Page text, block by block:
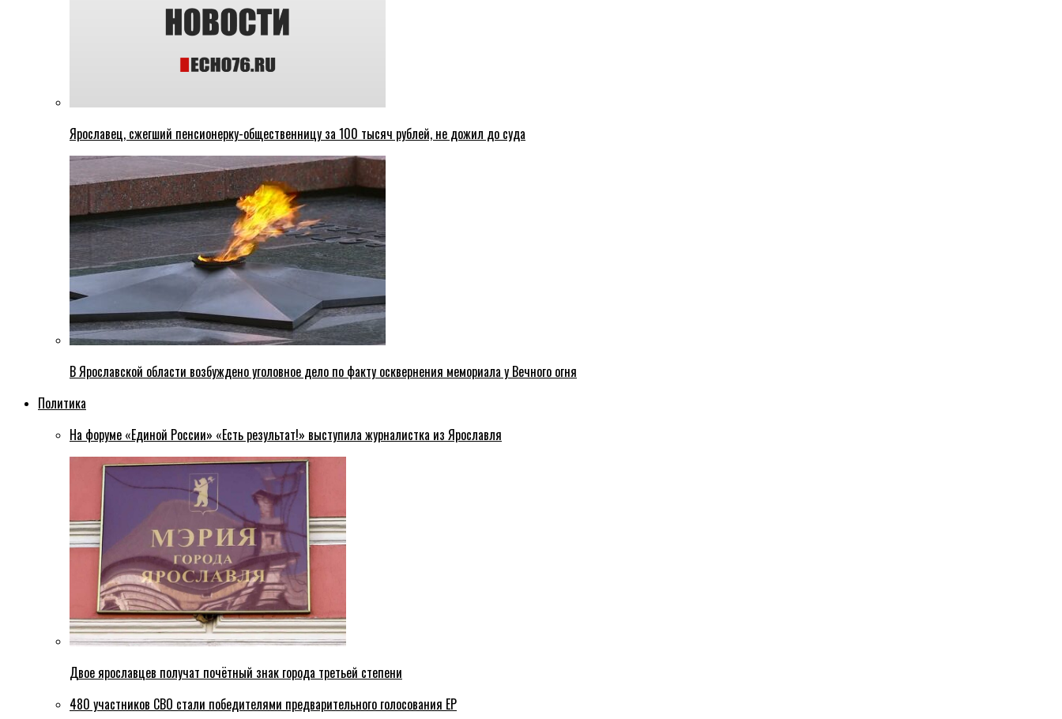
Ярославец, сжегший пенсионерку-общественницу за 100 тысяч рублей, не дожил до суда
В Ярославской области возбуждено уголовное дело по факту осквернения мемориала у Вечного огня
Политика
На форуме «Единой России» «Есть результат!» выступила журналистка из Ярославля
Двое ярославцев получат почётный знак города третьей степени
480 участников СВО стали победителями предварительного голосования ЕР